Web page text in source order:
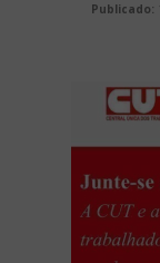
Publicado: